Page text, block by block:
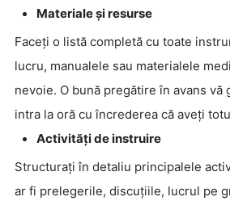
Materiale și resurse
Faceți o listă completă cu toate
lucru, manualele sau materialele
nevoie. O bună pregătire în avans vă
intra la oră cu încrederea că aveți
Activități de instruire
Structurați în detaliu principalele
ar fi prelegerile, discuțiile, lucrul pe